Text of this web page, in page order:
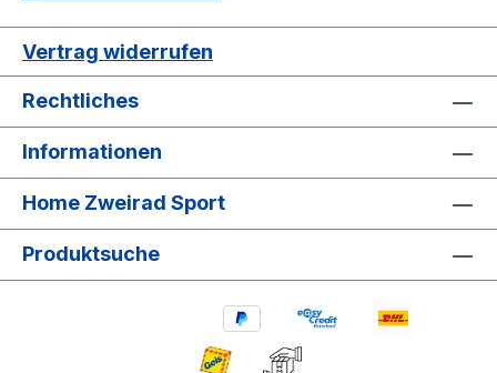
Vertrag widerrufen
Rechtliches
Informationen
Home Zweirad Sport
Produktsuche